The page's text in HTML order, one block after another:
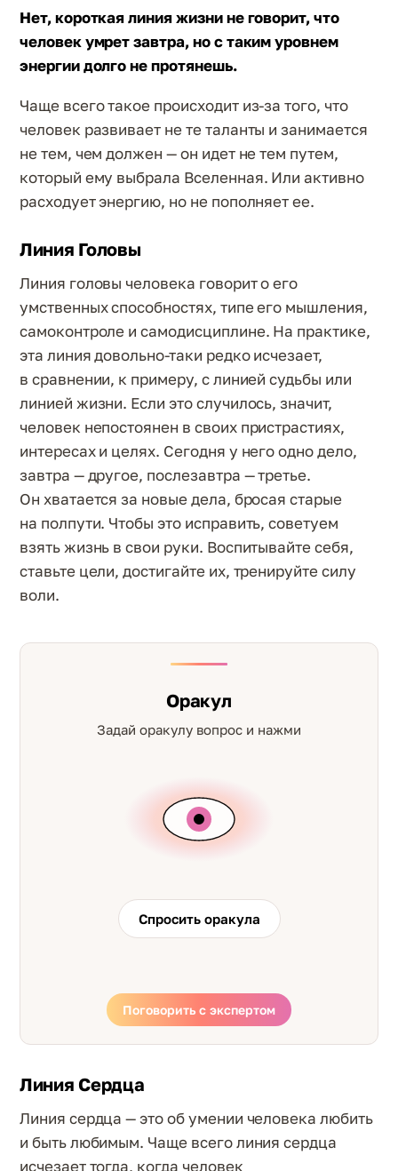
Нет, короткая линия жизни не говорит, что
человек умрет завтра, но с таким уровнем
энергии долго не протянешь.
Чаще всего такое происходит из-за того, что
человек развивает не те таланты и занимается
не тем, чем должен — он идет не тем путем,
который ему выбрала Вселенная. Или активно
расходует энергию, но не пополняет ее.
Линия Головы
Линия головы человека говорит о его
умственных способностях, типе его мышления,
самоконтроле и самодисциплине. На практике,
эта линия довольно-таки редко исчезает,
в сравнении, к примеру, с линией судьбы или
линией жизни. Если это случилось, значит,
человек непостоянен в своих пристрастиях,
интересах и целях. Сегодня у него одно дело,
завтра — другое, послезавтра — третье.
Он хватается за новые дела, бросая старые
на полпути. Чтобы это исправить, советуем
взять жизнь в свои руки. Воспитывайте себя,
ставьте цели, достигайте их, тренируйте силу
воли.
Оракул
Задай оракулу вопрос и нажми
Спросить оракула
Поговорить с экспертом
Линия Сердца
Линия сердца — это об умении человека любить
и быть любимым. Чаще всего линия сердца
исчезает тогда, когда человек